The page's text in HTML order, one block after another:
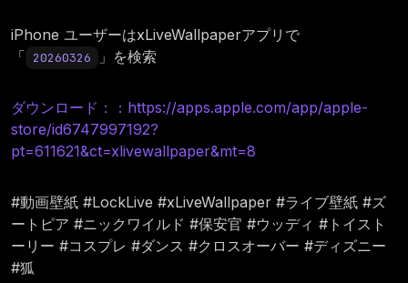
iPhone ユーザーはxLiveWallpaperアプリで
「 20260326 」を検索
ダウンロード：：https://apps.apple.com/app/apple-
store/id6747997192?
pt=611621&ct=xlivewallpaper&mt=8
#動画壁紙 #LockLive #xLiveWallpaper #ライブ壁紙 #ズ
ートピア #ニックワイルド #保安官 #ウッディ #トイスト
ーリー #コスプレ #ダンス #クロスオーバー #ディズニー
#狐